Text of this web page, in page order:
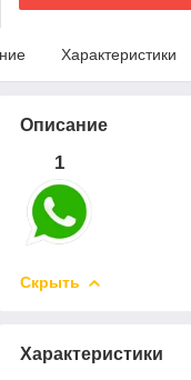
Характеристики
Описание
1
Скрыть
Характеристики